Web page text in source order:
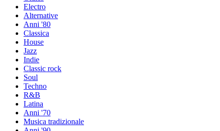
Electro
Alternative
Anni '80
Classica
House
Jazz
Indie
Classic rock
Soul
Techno
R&B
Latina
Anni '70
Musica tradizionale